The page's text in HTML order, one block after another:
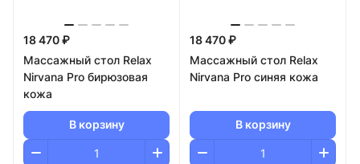
18 470 ₽
Массажный стол Relax
Nirvana Pro бирюзовая
кожа
В корзину
18 470 ₽
Массажный стол Relax
Nirvana Pro синяя кожа
В корзину